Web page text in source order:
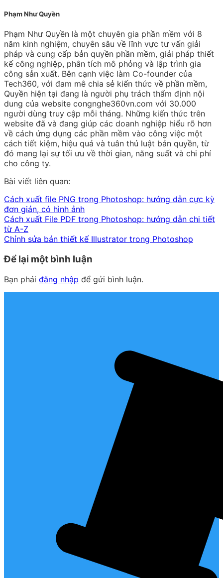
Phạm Như Quyền
Phạm Như Quyền là một chuyên gia phần mềm với 8
năm kinh nghiệm, chuyên sâu về lĩnh vực tư vấn giải
pháp và cung cấp bản quyền phần mềm, giải pháp thiết
kế công nghiệp, phân tích mô phỏng và lập trình gia
công sản xuất. Bên cạnh việc làm Co-founder của
Tech360, với đam mê chia sẻ kiến thức về phần mềm,
Quyền hiện tại đang là người phụ trách thẩm định nội
dung của website congnghe360vn.com với 30.000
người dùng truy cập mỗi tháng. Những kiến thức trên
website đã và đang giúp các doanh nghiệp hiểu rõ hơn
về cách ứng dụng các phần mềm vào công việc một
cách tiết kiệm, hiệu quả và tuân thủ luật bản quyền, từ
đó mang lại sự tối ưu về thời gian, năng suất và chi phí
cho công ty.
Bài viết liên quan:
Cách xuất file PNG trong Photoshop: hướng dẫn cực kỳ
đơn giản, có hình ảnh
Cách xuất File PDF trong Photoshop: hướng dẫn chi tiết
từ A-Z
Chỉnh sửa bản thiết kế Illustrator trong Photoshop
Để lại một bình luận
Bạn phải đăng nhập để gửi bình luận.